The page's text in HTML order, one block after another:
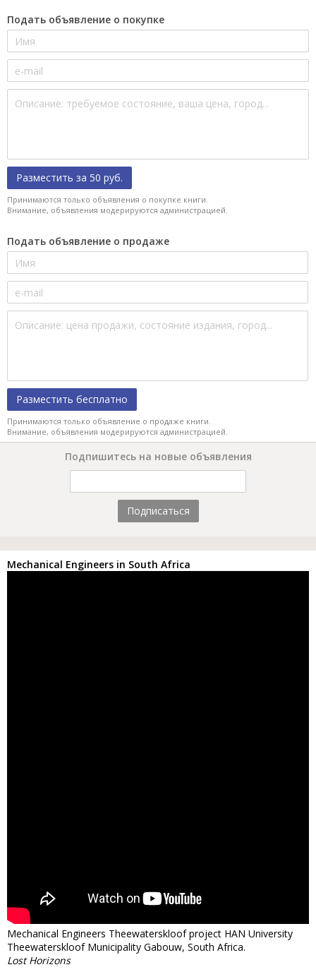
Подать объявление о покупке
Разместить за 50 руб.
Принимаются только объявления о покупке книги.
Внимание, объявления модерируются администрацией.
Подать объявление о продаже
Разместить бесплатно
Принимаются только объявление о продаже книги.
Внимание, объявления модерируются администрацией.
Подпишитесь на новые объявления
Подписаться
Mechanical Engineers in South Africa
Mechanical Engineers Theewaterskloof project HAN University
Theewaterskloof Municipality Gabouw, South Africa.
Lost Horizons